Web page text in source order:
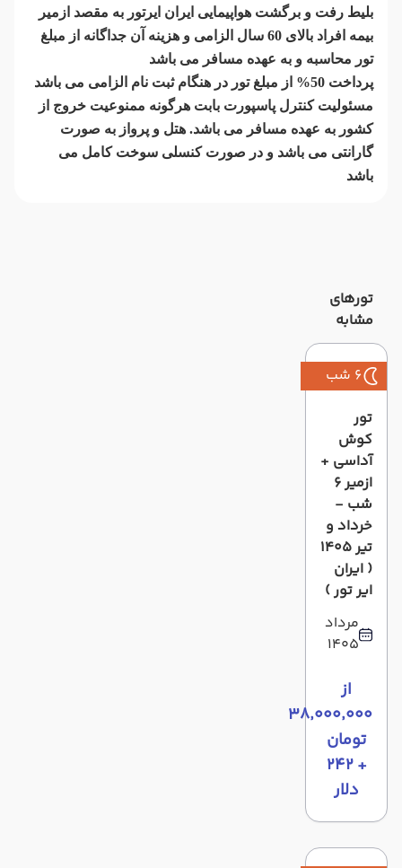
بلیط رفت و برگشت هواپیمایی ایران ایرتور به مقصد ازمیر
بیمه افراد بالای 60 سال الزامی و هزینه آن جداگانه از مبلغ
تور محاسبه و به عهده مسافر می باشد
پرداخت 50% از مبلغ تور در هنگام ثبت نام الزامی می باشد
مسئولیت کنترل پاسپورت بابت هرگونه ممنوعیت خروج از
کشور به عهده مسافر می باشد. هتل و پرواز به صورت
گارانتی می باشد و در صورت کنسلی سوخت کامل می
باشد
تورهای
مشابه
6 شب
تور
کوش
آداسی +
ازمیر 6
شب -
خرداد و
تیر 1405
( ایران
ایر تور )
مرداد
1405
از
۳۸٬۰۰۰٬۰۰۰
تومان
+ ۲۴۲
دلار